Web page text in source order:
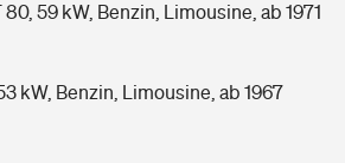
59 kW, Benzin, Limousine, ab 1971
kW, Benzin, Limousine, ab 1967